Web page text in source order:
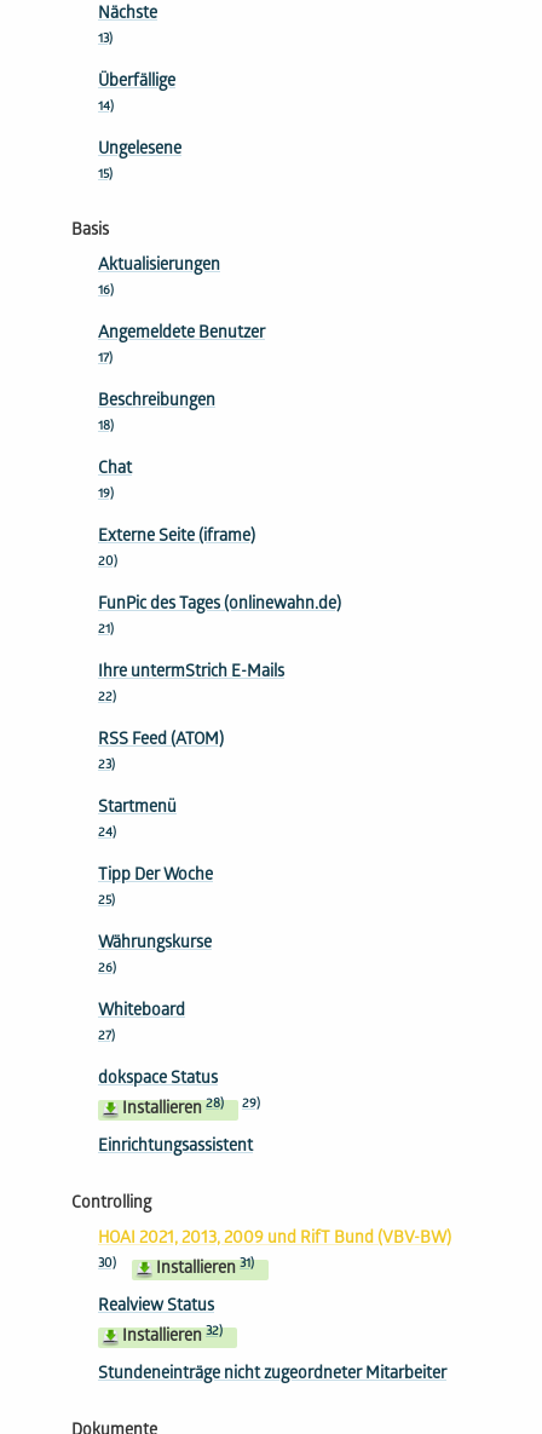
Nächste
13)
Überfällige
14)
Ungelesene
15)
Basis
Aktualisierungen
16)
Angemeldete Benutzer
17)
Beschreibungen
18)
Chat
19)
Externe Seite (iframe)
20)
FunPic des Tages (onlinewahn.de)
21)
Ihre untermStrich E-Mails
22)
RSS Feed (ATOM)
23)
Startmenü
24)
Tipp Der Woche
25)
Währungskurse
26)
Whiteboard
27)
dokspace Status
Installieren 28) 29)
Einrichtungsassistent
Controlling
HOAI 2021, 2013, 2009 und RifT Bund (VBV-BW)
30) Installieren 31)
Realview Status
Installieren 32)
Stundeneinträge nicht zugeordneter Mitarbeiter